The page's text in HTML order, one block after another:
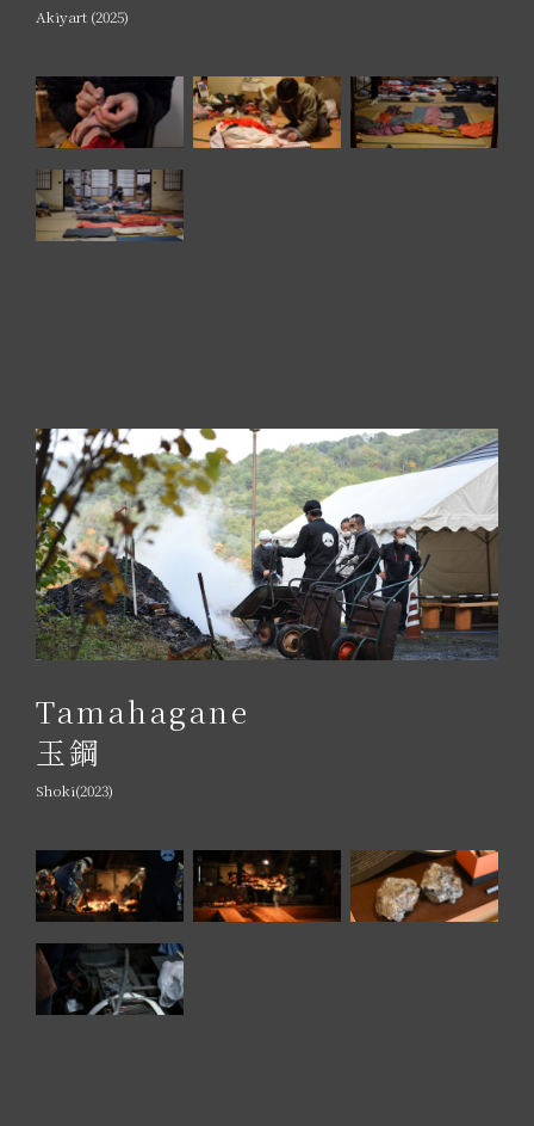
Akiyart (2025)
Tamahagane
玉鋼
Shoki(2023)